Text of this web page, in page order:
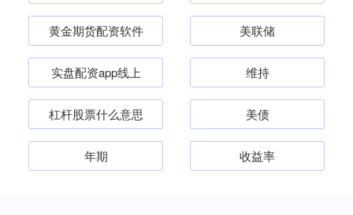
黄金期货配资软件 美联储
实盘配资app线上 维持
杠杆股票什么意思 美债
年期 收益率